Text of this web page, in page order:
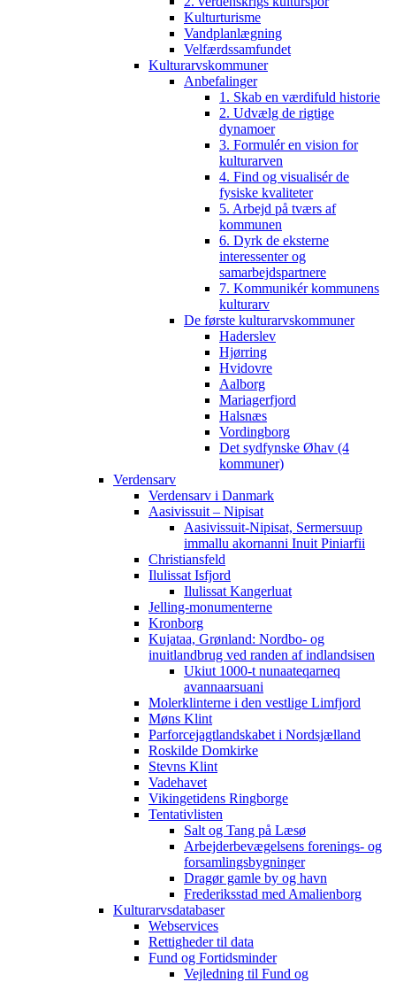
Kulturturisme
Vandplanlægning
Velfærdssamfundet
Kulturarvskommuner
Anbefalinger
1. Skab en værdifuld historie
2. Udvælg de rigtige
dynamoer
3. Formulér en vision for
kulturarven
4. Find og visualisér de
fysiske kvaliteter
5. Arbejd på tværs af
kommunen
6. Dyrk de eksterne
interessenter og
samarbejdspartnere
7. Kommunikér kommunens
kulturarv
De første kulturarvskommuner
Haderslev
Hjørring
Hvidovre
Aalborg
Mariagerfjord
Halsnæs
Vordingborg
Det sydfynske Øhav (4
kommuner)
Verdensarv
Verdensarv i Danmark
Aasivissuit – Nipisat
Aasivissuit-Nipisat, Sermersuup
immallu akornanni Inuit Piniarfii
Christiansfeld
Ilulissat Isfjord
Ilulissat Kangerluat
Jelling-monumenterne
Kronborg
Kujataa, Grønland: Nordbo- og
inuitlandbrug ved randen af indlandsisen
Ukiut 1000-t nunaateqarneq
avannaarsuani
Molerklinterne i den vestlige Limfjord
Møns Klint
Parforcejagtlandskabet i Nordsjælland
Roskilde Domkirke
Stevns Klint
Vadehavet
Vikingetidens Ringborge
Tentativlisten
Salt og Tang på Læsø
Arbejderbevægelsens forenings- og
forsamlingsbygninger
Dragør gamle by og havn
Frederiksstad med Amalienborg
Kulturarvsdatabaser
Webservices
Rettigheder til data
Fund og Fortidsminder
Vejledning til Fund og